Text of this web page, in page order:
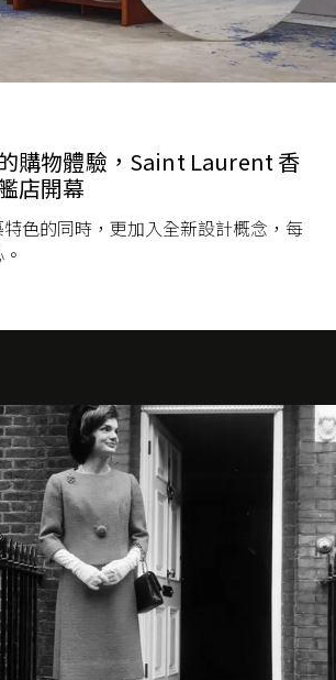
購物體驗，Saint Laurent 香
店開幕
色的同時，更加入全新設計概念，每